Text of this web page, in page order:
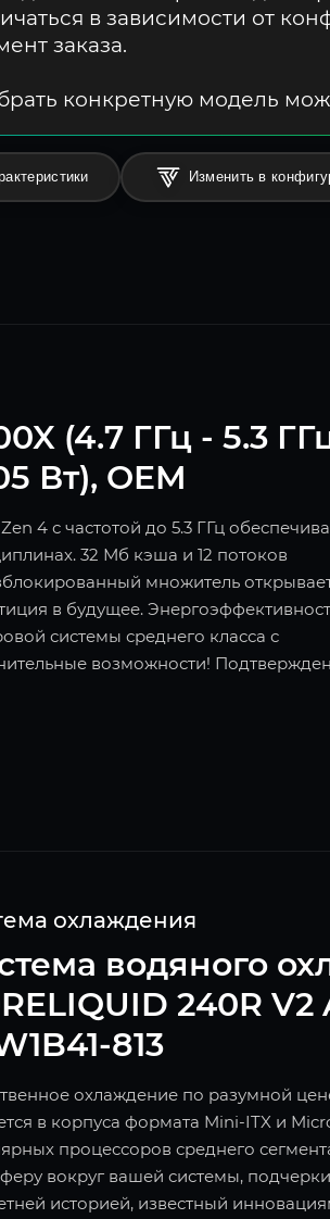
в зависимости от
заказа.
конкретную модель
Изменить в
(4.7 ГГц - 5.3
Вт), OEM
4 с частотой до 5.3 ГГц
32 Мб кэша и 12 потоков
множитель
в будущее.
системы среднего класса с
возможности!
охлаждения
водяного
240R V2
813
охлаждение по разумной
в корпуса формата Mini-ITX и
процессоров среднего
вокруг вашей системы,
историей, известный